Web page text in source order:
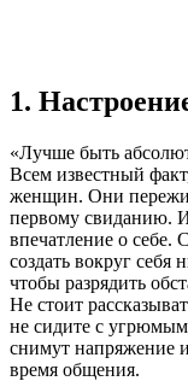
1.
«Лучше быть
Всем известный
женщин. Они
первому свиданию.
впечатление о себе.
создать вокруг
чтобы разрядить
Не стоит
не сидите с
снимут напряжение
время общения.